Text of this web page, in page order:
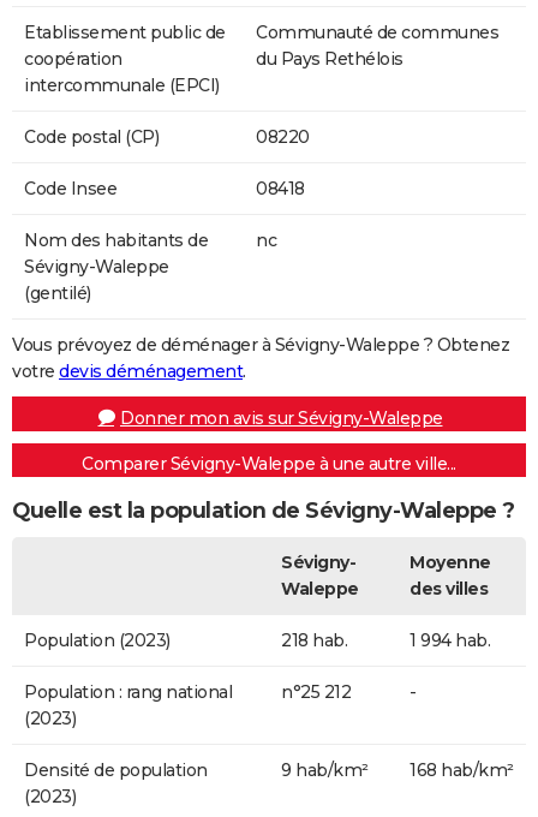
Etablissement public de
coopération
intercommunale (EPCI)
Communauté de communes
du Pays Rethélois
Code postal (CP) 08220
Code Insee 08418
Nom des habitants de
Sévigny-Waleppe
(gentilé)
nc
Vous prévoyez de déménager à Sévigny-Waleppe ? Obtenez
votre devis déménagement.
Donner mon avis sur Sévigny-Waleppe
Comparer Sévigny-Waleppe à une autre ville...
Quelle est la population de Sévigny-Waleppe ?
Sévigny-
Waleppe
Moyenne
des villes
Population (2023) 218 hab. 1 994 hab.
Population : rang national
(2023)
n°25 212 -
Densité de population
(2023)
9 hab/km² 168 hab/km²